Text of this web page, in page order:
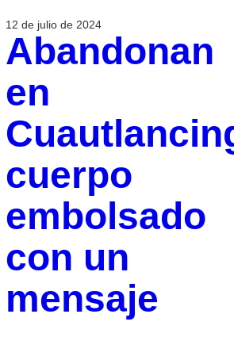
12 de julio de 2024
Abandonan
en
cuerpo
embolsado
con un
mensaje